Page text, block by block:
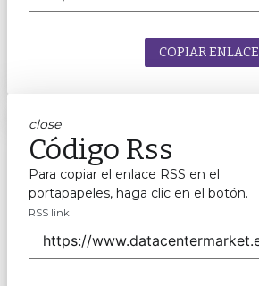
COPIAR ENLACE
close
Código Rss
Para copiar el enlace RSS en el
portapapeles, haga clic en el botón.
RSS link